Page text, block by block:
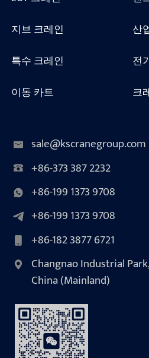
지브 크레인
산
특수 크레인
전
이동 카트
크
sale@kscranegroup.com
+86-373 387 2232
+86-199 1373 9708
+86-199 1373 9708
+86-182 3877 6721
Changnao Industrial
China (Mainland)